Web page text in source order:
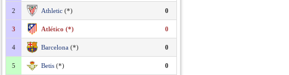
2 Athletic (*) 0
3 Atlético (*) 0
4 Barcelona (*) 0
5 Betis (*) 0